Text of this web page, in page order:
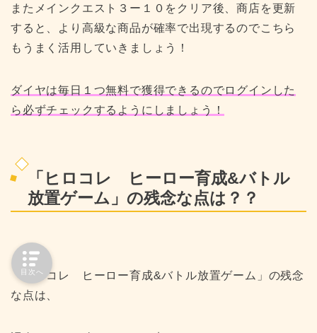
またメインクエスト３ー１０をクリア後、商店を更新
すると、より高級な商品が確率で出現するのでこちら
もうまく活用していきましょう！
ダイヤは毎日１つ無料で獲得できるのでログインした
ら必ずチェックするようにしましょう！
「ヒロコレ ヒーロー育成&バトル
放置ゲーム」の残念な点は？？
「ヒロコレ ヒーロー育成&バトル放置ゲーム」の残念
な点は、
目次へ